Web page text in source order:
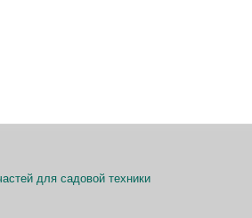
для садовой техники